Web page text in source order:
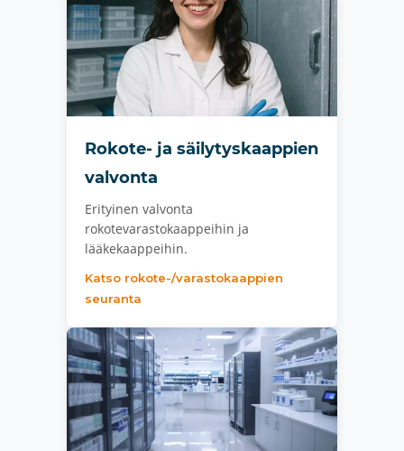
Rokote- ja säilytyskaappien
valvonta
Erityinen valvonta
rokotevarastokaappeihin ja
lääkekaappeihin.
Katso rokote-/varastokaappien
seuranta